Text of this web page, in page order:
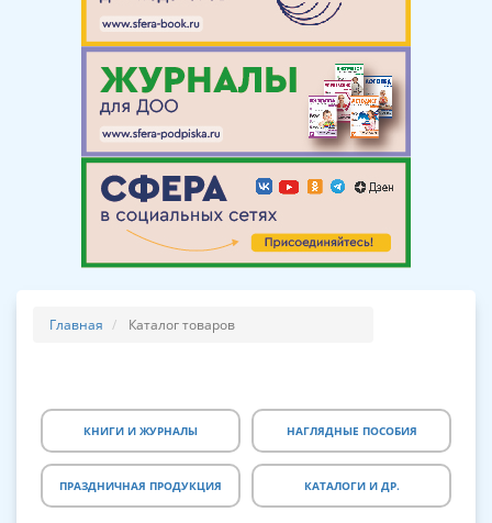
Главная Каталог товаров
КНИГИ И ЖУРНАЛЫ НАГЛЯДНЫЕ ПОСОБИЯ
ПРАЗДНИЧНАЯ ПРОДУКЦИЯ КАТАЛОГИ И ДР.